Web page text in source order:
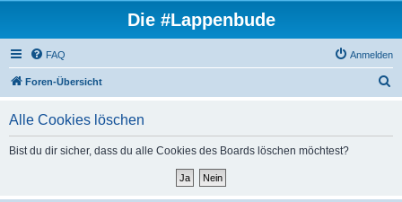
Die #Lappenbude
FAQ Anmelden
Foren-Übersicht
Alle Cookies löschen
Bist du dir sicher, dass du alle Cookies des Boards löschen möchtest?